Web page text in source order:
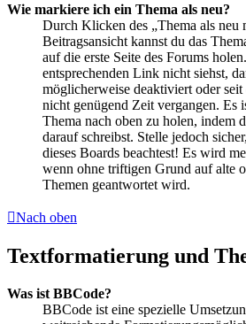
Wie markiere ich ein Thema als neu?
Durch Klicken des „Thema als neu
Beitragsansicht kannst du das
auf die erste Seite des Forums
entsprechenden Link nicht siehst,
möglicherweise deaktiviert oder
nicht genügend Zeit vergangen. Es
Thema nach oben zu holen, indem
darauf schreibst. Stelle jedoch
dieses Boards beachtest! Es wird
wenn ohne triftigen Grund auf alte
Themen geantwortet wird.
Nach oben
Textformatierung und
Was ist BBCode?
BBCode ist eine spezielle